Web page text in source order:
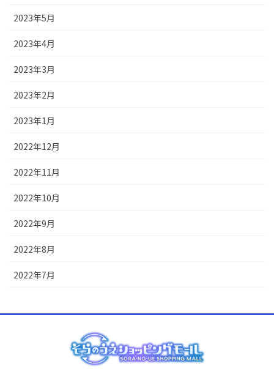
2023年5月
2023年4月
2023年3月
2023年2月
2023年1月
2022年12月
2022年11月
2022年10月
2022年9月
2022年8月
2022年7月